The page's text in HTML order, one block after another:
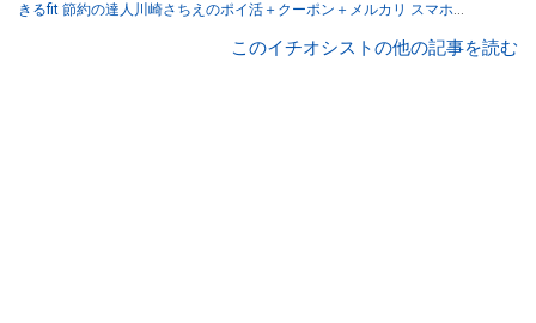
きるfit 節約の達人川崎さちえのポイ活＋クーポン＋メルカリ スマホで
スマホ1つでスキマ時間に効率的に稼ぐ！』（翔泳社刊） ほか著書多
このイチオシストの他の記事を読む